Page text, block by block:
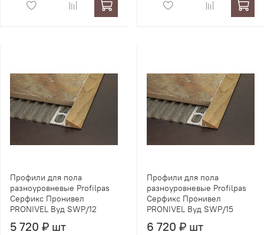
Профили для пола
разноуровневые Profilpas
Серфикс Пронивел
PRONIVEL Вуд SWP/12
5 720 ₽ шт
Профили для пола
разноуровневые Profilpas
Серфикс Пронивел
PRONIVEL Вуд SWP/15
6 720 ₽ шт